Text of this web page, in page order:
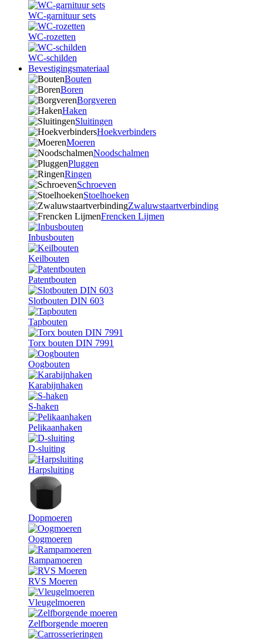
WC-garnituur sets
WC-rozetten
WC-schilden
Bevestigingsmateriaal
Bouten
Boren
Borgveren
Haken
Sluitingen
Hoekverbinders
Moeren
Noodschalmen
Pluggen
Ringen
Schroeven
Stoelhoeken
Zwaluwstaartverbinding
Frencken Lijmen
Inbusbouten
Keilbouten
Patentbouten
Slotbouten DIN 603
Tapbouten
Torx bouten DIN 7991
Oogbouten
Karabijnhaken
S-haken
Pelikaanhaken
D-sluiting
Harpsluiting
Dopmoeren
Oogmoeren
Rampamoeren
RVS Moeren
Vleugelmoeren
Zelfborgende moeren